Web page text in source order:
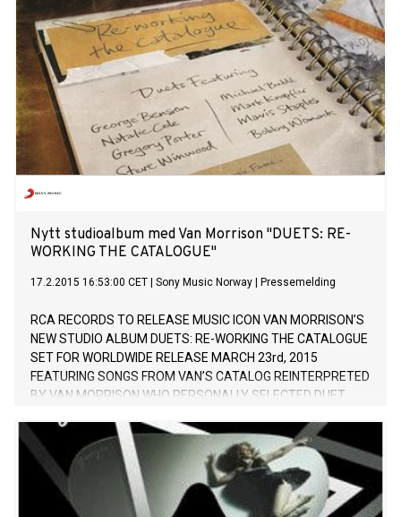
som betyr mest for Keys. I dag slapp Alicia den vakre nye
sangen “Blended Family (What You Do For Love)” featuring
A$AP Rocky fra det kommende albumet. Låten er skrevet
og produsert av Alicia Keys og Mark Batson, og låten er en
refleksjon av ærligheten i HERE albumet. “My new song
“Blended Family (What You Do For Love)” is inspired by my
family's personal journey to cultivate deeper understanding,
compassion, support and love,” sier Keys. “To me, family has
no singular definition and the modern family is made up of
all kinds of
Nytt studioalbum med Van Morrison "DUETS: RE-
WORKING THE CATALOGUE"
17.2.2015 16:53:00 CET Sony Music Norway Pressemelding
RCA RECORDS TO RELEASE MUSIC ICON VAN MORRISON’S
NEW STUDIO ALBUM DUETS: RE-WORKING THE CATALOGUE
SET FOR WORLDWIDE RELEASE MARCH 23rd, 2015
FEATURING SONGS FROM VAN’S CATALOG REINTERPRETED
BY VAN MORRISON WHO PERSONALLY SELECTED DUET
BOBBY WOMACK, MARK KNOPFLER, TAJ MAHAL, MAVIS
STAPLES, NATALIE COLE, GEORGE BENSON, GREGORY
PORTER, CLARE TEAL, PJ PROBY, JOSS STONE, GEORGIE
FAME, MICK HUCKNALL, CHRIS FARLOWE, AND HIS
DAUGHTER SHANA MORRISON FIRST SINGLE “REAL REAL